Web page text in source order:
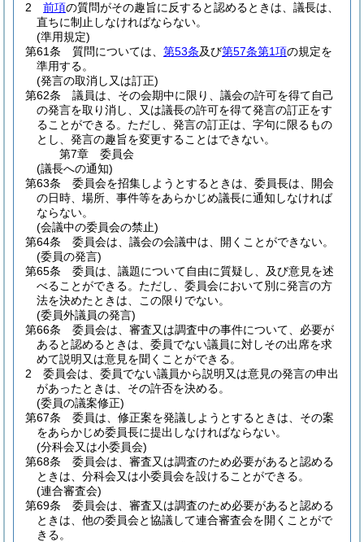
2
前項の質問がその趣旨に反すると認めるときは、議長は、
直ちに制止しなければならない。
(準用規定)
第61条
質問については、 第53条及び第57条第1項の規定を
準用する。
(発言の取消し又は訂正)
第62条
議員は、その会期中に限り、議会の許可を得て自己
の発言を取り消し、又は議長の許可を得て発言の訂正をす
ることができる。 ただし、発言の訂正は、字句に限るもの
とし、発言の趣旨を変更することはできない。
第7章
委員会
(議長への通知)
第63条
委員会を招集しようとするときは、委員長は、開会
の日時、場所、事件等をあらかじめ議長に通知しなければ
ならない。
(会議中の委員会の禁止)
第64条
委員会は、議会の会議中は、開くことができない。
(委員の発言)
第65条
委員は、議題について自由に質疑し、及び意見を述
べることができる。 ただし、委員会において別に発言の方
法を決めたときは、この限りでない。
(委員外議員の発言)
第66条
委員会は、審査又は調査中の事件について、必要が
あると認めるときは、委員でない議員に対しその出席を求
めて説明又は意見を聞くことができる。
2
委員会は、委員でない議員から説明又は意見の発言の申出
があったときは、その許否を決める。
(委員の議案修正)
第67条
委員は、修正案を発議しようとするときは、その案
をあらかじめ委員長に提出しなければならない。
(分科会又は小委員会)
第68条
委員会は、審査又は調査のため必要があると認める
ときは、分科会又は小委員会を設けることができる。
(連合審査会)
第69条
委員会は、審査又は調査のため必要があると認める
ときは、他の委員会と協議して連合審査会を開くことがで
きる。